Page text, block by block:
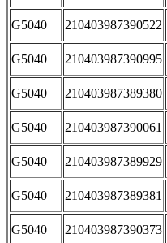
G5040 210403987390522
G5040 210403987390995
G5040 210403987389380
G5040 210403987390061
G5040 210403987389929
G5040 210403987389381
G5040 210403987390373